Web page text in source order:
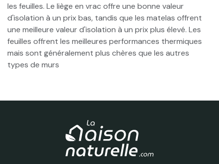
les feuilles. Le liège en vrac offre une bonne valeur
d'isolation à un prix bas, tandis que les matelas offrent
une meilleure valeur d'isolation à un prix plus élevé. Les
feuilles offrent les meilleures performances thermiques
mais sont généralement plus chères que les autres
types de murs